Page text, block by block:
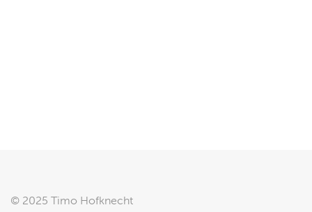
© 2025 Timo Hofknecht